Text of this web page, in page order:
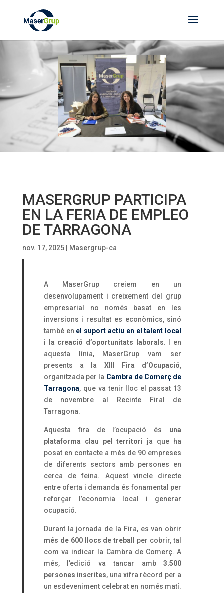
MASERGRUP PARTICIPA
EN LA FERIA DE EMPLEO
DE TARRAGONA
nov. 17, 2025| Masergrup-ca
A MaserGrup creiem en un
desenvolupament i creixement del grup
empresarial no només basat en les
inversions i resultat es econòmics, sinó
també en el suport actiu en el talent local
i la creació d’oportunitats laborals. I en
aquesta línia, MaserGrup vam ser
presents a la XIII Fira d’Ocupació,
organitzada per la Cambra de Comerç de
Tarragona, que va tenir lloc el passat 13
de novembre al Recinte Firal de
Tarragona.
Aquesta fira de l’ocupació és una
plataforma clau pel territori ja que ha
posat en contacte a més de 90 empreses
de diferents sectors amb persones en
cerca de feina. Aquest vincle directe
entre oferta i demanda és fonamental per
reforçar l’economia local i generar
ocupació.
Durant la jornada de la Fira, es van obrir
més de 600 llocs de treball
per cobrir, tal
com va indicar la Cambra de Comerç. A
més, l’edició va tancar amb3.500
persones inscrites, una xifra rècord per a
un esdeveniment celebrat en només matí.